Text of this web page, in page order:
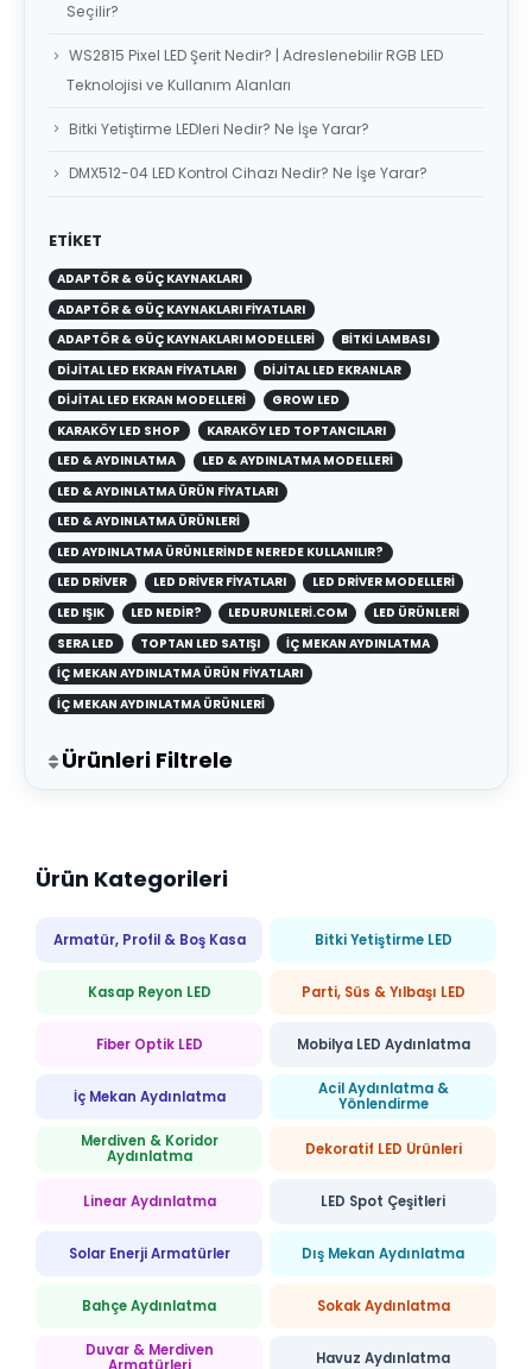
Seçilir?
WS2815 Pixel LED Şerit Nedir? | Adreslenebilir RGB LED
Teknolojisi ve Kullanım Alanları
Bitki Yetiştirme LEDleri Nedir? Ne İşe Yarar?
DMX512-04 LED Kontrol Cihazı Nedir? Ne İşe Yarar?
ETIKET
ADAPTÖR & GÜÇ KAYNAKLARI
ADAPTÖR & GÜÇ KAYNAKLARI FIYATLARI
ADAPTÖR & GÜÇ KAYNAKLARI MODELLERI
BITKI LAMBASI
DIJITAL LED EKRAN FIYATLARI
DIJITAL LED EKRANLAR
DIJITAL LED EKRAN MODELLERI
GROW LED
KARAKÖY LED SHOP
KARAKÖY LED TOPTANCILARI
LED & AYDINLATMA
LED & AYDINLATMA MODELLERI
LED & AYDINLATMA ÜRÜN FIYATLARI
LED & AYDINLATMA ÜRÜNLERI
LED AYDINLATMA ÜRÜNLERINDE NEREDE KULLANILIR?
LED DRIVER
LED DRIVER FIYATLARI
LED DRIVER MODELLERI
LED IŞIK
LED NEDIR? LEDURUNLERI.COM
LED ÜRÜNLERI
SERA LED
TOPTAN LED SATIŞI
İÇ MEKAN AYDINLATMA
İÇ MEKAN AYDINLATMA ÜRÜN FIYATLARI
İÇ MEKAN AYDINLATMA ÜRÜNLERI
Ürünleri Filtrele
Ürün Kategorileri
Armatür, Profil & Boş Kasa Bitki Yetiştirme LED
Kasap Reyon LED Parti, Süs & Yılbaşı LED
Fiber Optik LED Mobilya LED Aydınlatma
İç Mekan Aydınlatma
Acil Aydınlatma &
Yönlendirme
Merdiven & Koridor
Aydınlatma
Dekoratif LED Ürünleri
Linear Aydınlatma LED Spot Çeşitleri
Solar Enerji Armatürler Dış Mekan Aydınlatma
Bahçe Aydınlatma Sokak Aydınlatma
Duvar & Merdiven
Havuz Aydınlatma